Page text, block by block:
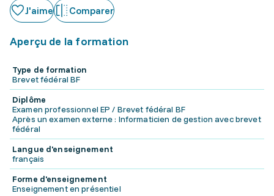
J'aime Comparer
Aperçu de la formation
Type de formation
Brevet fédéral BF
Diplôme
Examen professionnel EP / Brevet fédéral BF
Après un examen externe : Informaticien de gestion avec brevet
fédéral
Langue d'enseignement
français
Forme d'enseignement
Enseignement en présentiel